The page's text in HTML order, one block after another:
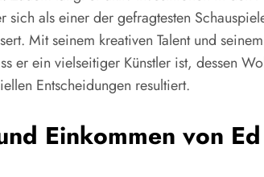
sich als einer der gefragtesten
Mit seinem kreativen Talent und
er ein vielseitiger Künstler ist, dessen
Entscheidungen resultiert.
Einkommen von